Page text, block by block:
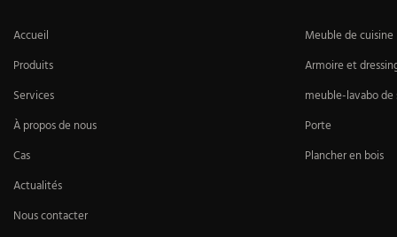
Accueil
Produits
Services
À propos de nous
Cas
Actualités
Nous contacter
Meuble de cuisine
Armoire et
meuble-lavabo de
Porte
Plancher en bois